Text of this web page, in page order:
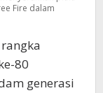
Fire dalam
80
generasi